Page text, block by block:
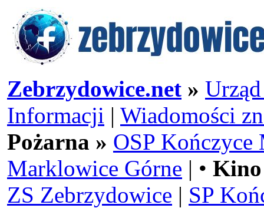
Zebrzydowice.net »
Informacji | Wiadomości
Pożarna » OSP Kończyce
Marklowice Górne | •
ZS Zebrzydowice | SP